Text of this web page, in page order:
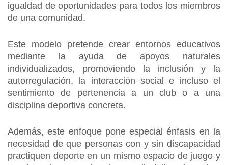
igualdad de oportunidades para todos los miembros
de una comunidad.
Este modelo pretende crear entornos educativos
mediante la ayuda de apoyos naturales
individualizados, promoviendo la inclusión y la
autorregulación, la interacción social e incluso el
sentimiento de pertenencia a un club o a una
disciplina deportiva concreta.
Además, este enfoque pone especial énfasis en la
necesidad de que personas con y sin discapacidad
practiquen deporte en un mismo espacio de juego y